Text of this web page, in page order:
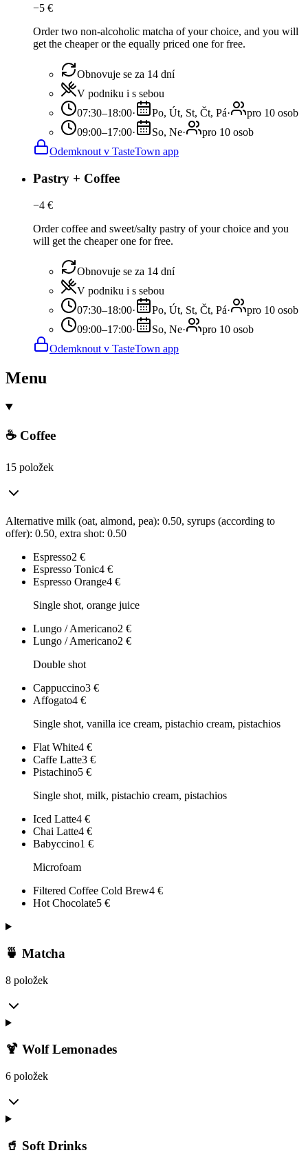
−5 €
Order two non-alcoholic matcha of your choice, and you will
get the cheaper or the equally priced one for free.
Obnovuje se za 14 dní
V podniku i s sebou
07:30–18:00· Po, Út, St, Čt, Pá·
pro 10 osob
09:00–17:00· So, Ne·
pro 10 osob
Odemknout v TasteTown app
Pastry + Coffee
−4 €
Order coffee and sweet/salty pastry of your choice and you
will get the cheaper one for free.
Obnovuje se za 14 dní
V podniku i s sebou
07:30–18:00· Po, Út, St, Čt, Pá·
pro 10 osob
09:00–17:00· So, Ne·
pro 10 osob
Odemknout v TasteTown app
Menu
☕ Coffee
15 položek
Alternative milk (oat, almond, pea): 0.50, syrups (according to
offer): 0.50, extra shot: 0.50
Espresso2 €
Espresso Tonic4 €
Espresso Orange4 €
Single shot, orange juice
Lungo / Americano2 €
Lungo / Americano2 €
Double shot
Cappuccino3 €
Affogato4 €
Single shot, vanilla ice cream, pistachio cream, pistachios
Flat White4 €
Caffe Latte3 €
Pistachino5 €
Single shot, milk, pistachio cream, pistachios
Iced Latte4 €
Chai Latte4 €
Babyccino1 €
Microfoam
Filtered Coffee Cold Brew4 €
Hot Chocolate5 €
🍵 Matcha
8 položek
🍹 Wolf Lemonades
6 položek
🥤 Soft Drinks